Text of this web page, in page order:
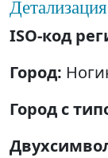
ISO-код
Город:
Город с